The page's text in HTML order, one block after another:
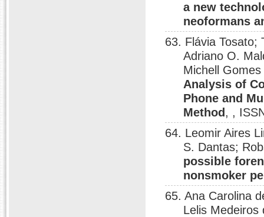
a new
neoformans
63. Flávia Tosato;
Adriano O.
Michell
Analysis of
Phone and
Method , ,
64. Leomir Aires
S. Dantas;
possible
nonsmoker
65. Ana Carolina
Lelis Medeiros